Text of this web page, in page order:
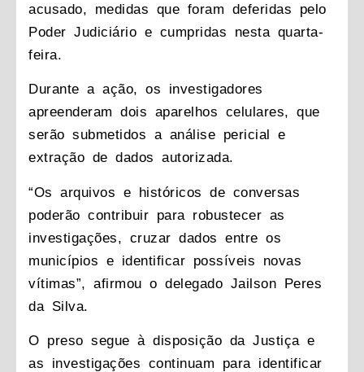
acusado, medidas que foram deferidas pelo
Poder Judiciário e cumpridas nesta quarta-
feira.
Durante a ação, os investigadores
apreenderam dois aparelhos celulares, que
serão submetidos a análise pericial e
extração de dados autorizada.
“Os arquivos e históricos de conversas
poderão contribuir para robustecer as
investigações, cruzar dados entre os
municípios e identificar possíveis novas
vítimas”, afirmou o delegado Jailson Peres
da Silva.
O preso segue à disposição da Justiça e
as investigações continuam para identificar